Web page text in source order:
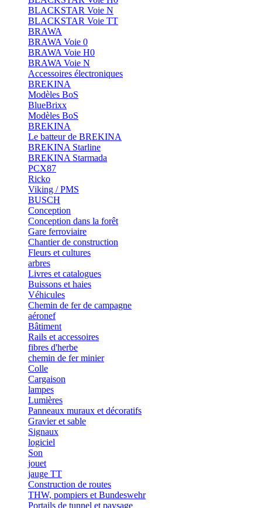
BLACKSTAR Voie N
BLACKSTAR Voie TT
BRAWA
BRAWA Voie 0
BRAWA Voie H0
BRAWA Voie N
Accessoires électroniques
BREKINA
Modèles BoS
BlueBrixx
Modèles BoS
BREKINA
Le batteur de BREKINA
BREKINA Starline
BREKINA Starmada
PCX87
Ricko
Viking / PMS
BUSCH
Conception
Conception dans la forêt
Gare ferroviaire
Chantier de construction
Fleurs et cultures
arbres
Livres et catalogues
Buissons et haies
Véhicules
Chemin de fer de campagne
aéronef
Bâtiment
Rails et accessoires
fibres d'herbe
chemin de fer minier
Colle
Cargaison
lampes
Lumières
Panneaux muraux et décoratifs
Gravier et sable
Signaux
logiciel
Son
jouet
jauge TT
Construction de routes
THW, pompiers et Bundeswehr
Portails de tunnel et paysage